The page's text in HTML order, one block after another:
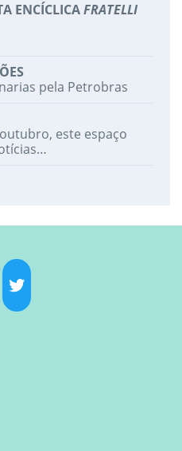
ENCÍCLICAFRATELLI
pela Petrobras
este espaço